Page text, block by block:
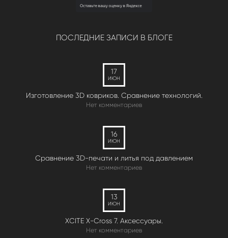
ПОСЛЕДНИЕ ЗАПИСИ В БЛОГЕ
17
ИЮН
Изготовление 3D ковриков. Сравнение технологий.
Нет комментариев
16
ИЮН
Сравнение 3D-печати и литья под давлением
Нет комментариев
13
ИЮН
XCITE X-Cross 7. Аксессуары.
Нет комментариев